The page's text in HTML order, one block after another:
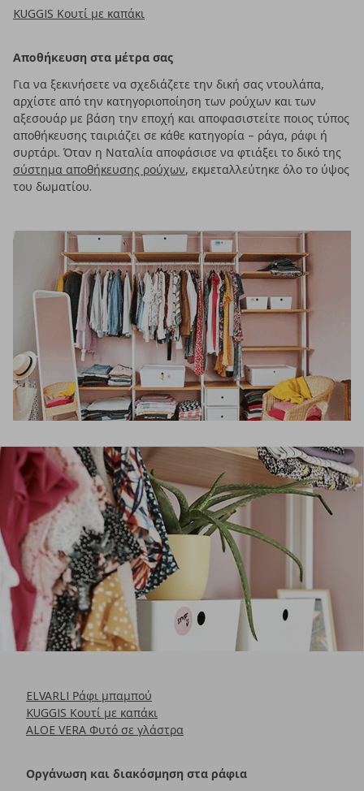
KUGGIS Κουτί με καπάκι
Αποθήκευση στα μέτρα σας
Για να ξεκινήσετε να σχεδιάζετε την δική σας ντουλάπα,
αρχίστε από την κατηγοριοποίηση των ρούχων και των
αξεσουάρ με βάση την εποχή και αποφασιστείτε ποιος τύπος
αποθήκευσης ταιριάζει σε κάθε κατηγορία – ράγα, ράφι ή
συρτάρι. Όταν η Ναταλία αποφάσισε να φτιάξει το δικό της
σύστημα αποθήκευσης ρούχων, εκμεταλλεύτηκε όλο το ύψος
του δωματίου.
ELVARLI Ράφι μπαμπού
KUGGIS Κουτί με καπάκι
ALOE VERA Φυτό σε γλάστρα
Οργάνωση και διακόσμηση στα ράφια